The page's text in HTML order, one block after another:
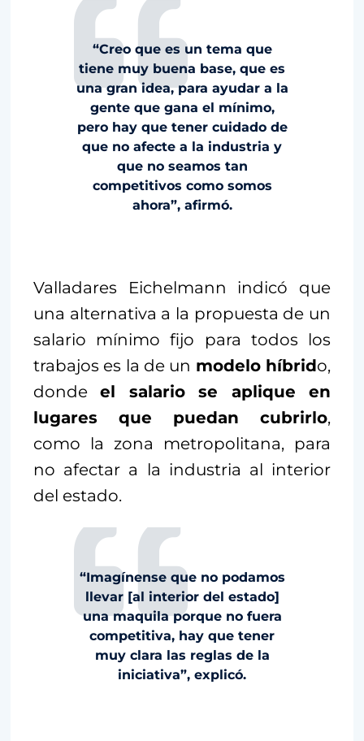
“Creo que es un tema que
tiene muy buena base, que es
una gran idea, para ayudar a la
gente que gana el mínimo,
pero hay que tener cuidado de
que no afecte a la industria y
que no seamos tan
competitivos como somos
ahora”, afirmó.
Valladares Eichelmann indicó que
una alternativa a la propuesta de un
salario mínimo fijo para todos los
trabajos es la de un modelo híbrido,
dondeel salario se aplique en
lugares que puedan cubrirlo,
como la zona metropolitana, para
no afectar a la industria al interior
del estado.
“Imagínense que no podamos
llevar [al interior del estado]
una maquila porque no fuera
competitiva, hay que tener
muy clara las reglas de la
iniciativa”, explicó.